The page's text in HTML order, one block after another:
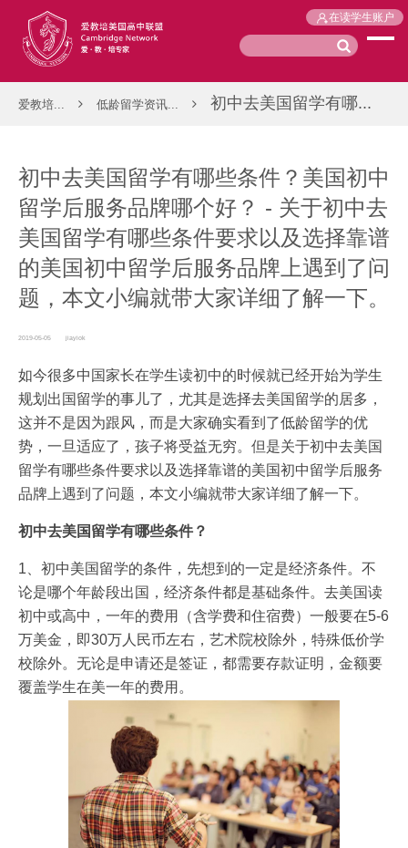
在读学生账户
爱教培... 低龄留学资讯... 初中去美国留学有哪...
初中去美国留学有哪些条件？美国初中
留学后服务品牌哪个好？ - 关于初中去
美国留学有哪些条件要求以及选择靠谱
的美国初中留学后服务品牌上遇到了问
题，本文小编就带大家详细了解一下。
2019-05-05 jiayiok
如今很多中国家长在学生读初中的时候就已经开始为学生
规划出国留学的事儿了，尤其是选择去美国留学的居多，
这并不是因为跟风，而是大家确实看到了低龄留学的优
势，一旦适应了，孩子将受益无穷。但是关于初中去美国
留学有哪些条件要求以及选择靠谱的美国初中留学后服务
品牌上遇到了问题，本文小编就带大家详细了解一下。
初中去美国留学有哪些条件？
1、初中美国留学的条件，先想到的一定是经济条件。不
论是哪个年龄段出国，经济条件都是基础条件。去美国读
初中或高中，一年的费用（含学费和住宿费）一般要在5-6
万美金，即30万人民币左右，艺术院校除外，特殊低价学
校除外。无论是申请还是签证，都需要存款证明，金额要
覆盖学生在美一年的费用。